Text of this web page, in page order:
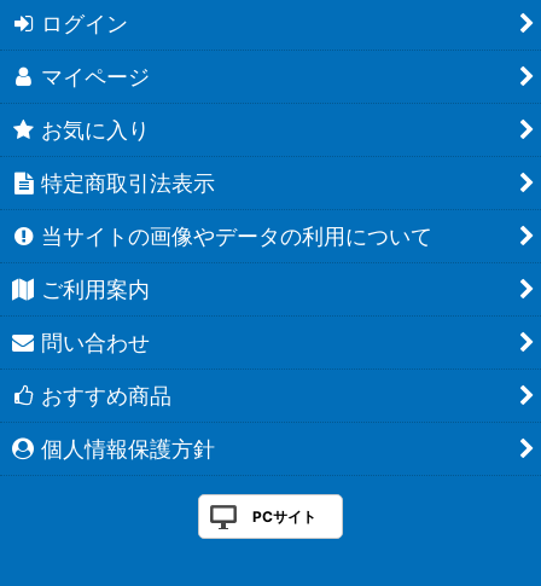
ログイン
マイページ
お気に入り
特定商取引法表示
当サイトの画像やデータの利用について
ご利用案内
問い合わせ
おすすめ商品
個人情報保護方針
PCサイト